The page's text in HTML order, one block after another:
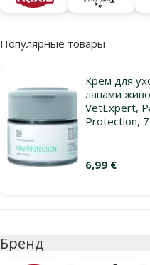
Популярные товары
Крем для
лапами
VetExpert,
Protection,
6,99 €
Бренд